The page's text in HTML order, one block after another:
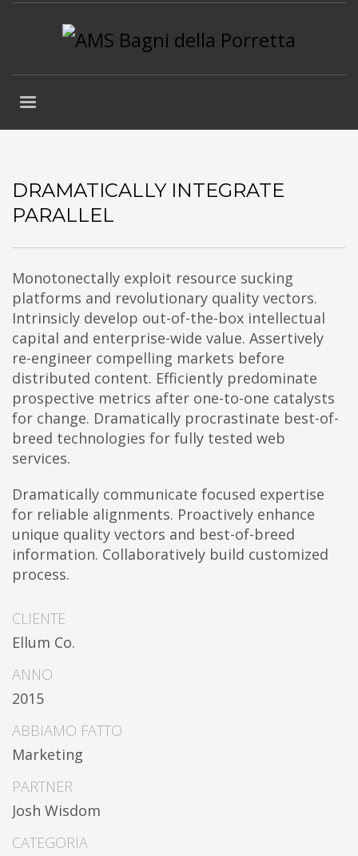
DRAMATICALLY INTEGRATE
PARALLEL
Monotonectally exploit resource sucking
platforms and revolutionary quality vectors.
Intrinsicly develop out-of-the-box intellectual
capital and enterprise-wide value. Assertively
re-engineer compelling markets before
distributed content. Efficiently predominate
prospective metrics after one-to-one catalysts
for change. Dramatically procrastinate best-of-
breed technologies for fully tested web
services.
Dramatically communicate focused expertise
for reliable alignments. Proactively enhance
unique quality vectors and best-of-breed
information. Collaboratively build customized
process.
CLIENTE
Ellum Co.
ANNO
2015
ABBIAMO FATTO
Marketing
PARTNER
Josh Wisdom
CATEGORIA